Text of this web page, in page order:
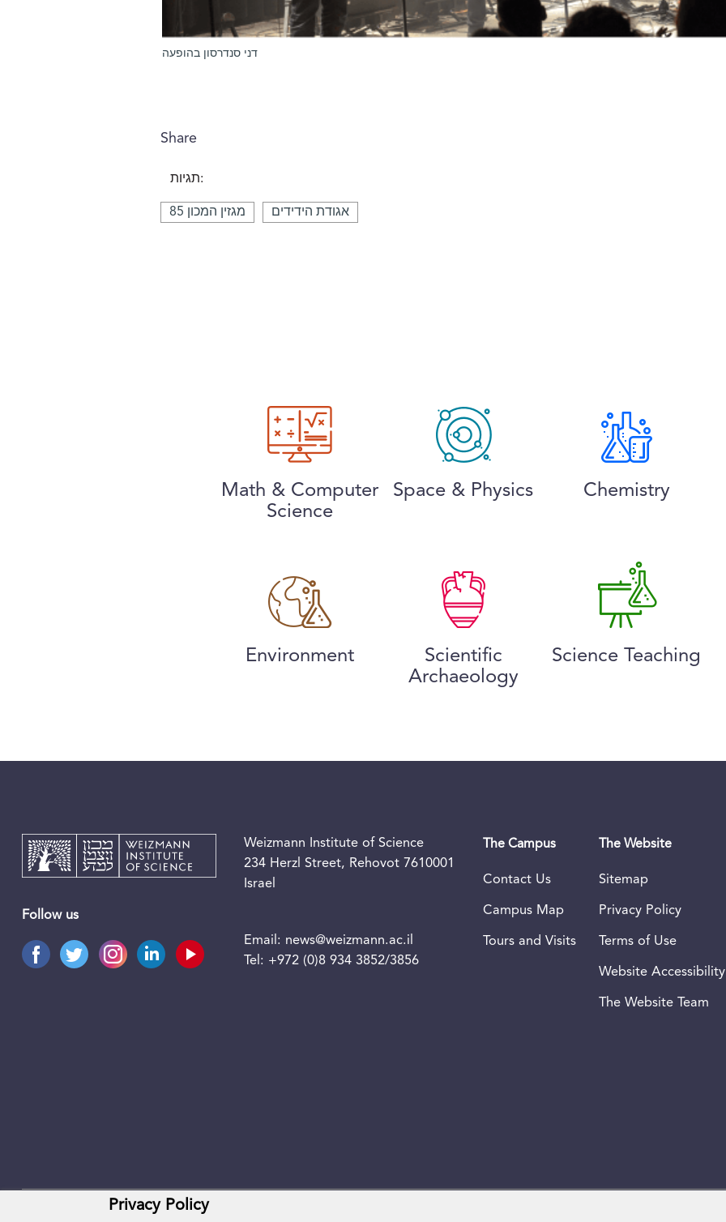
דני סנדרסון בהופעה
Share
תגיות:
מגזין המכון 85 אגודת הידידים
Math & Computer
Science
Space & Physics Chemistry
Environment
Scientific
Archaeology
Science Teaching
Follow us
Weizmann Institute of Science
234 Herzl Street, Rehovot 7610001
Israel
Email: news@weizmann.ac.il
Tel: +972 (0)8 934 3852/3856
The Campus
Contact Us
Campus Map
Tours and Visits
The Website
Sitemap
Privacy Policy
Terms of Use
Website Accessibility
The Website Team
Privacy Policy